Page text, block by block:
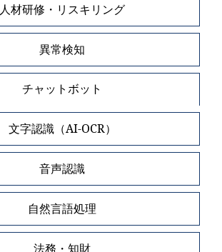
人材研修・リスキリング
異常検知
チャットボット
文字認識（AI-OCR）
音声認識
自然言語処理
法務・知財